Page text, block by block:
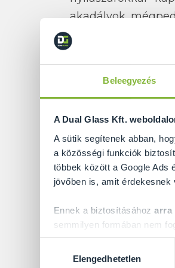
Beleegyezés
A Dual Glass Kft.
A sütik segítenek abban,
a közösségi funkciók
többek között a Google Ads
jövőben is, amit
Ennek a biztosításához arra
semmilyen formában nem
Előre is köszönjük!
kiválasztásaElengedhetetlen
akadályok,
A
alkalmazkodni
kellemesebb,
szabad mozgást
hiszen az
nyílászárók már
hagyományos
rengeteg
segítséget